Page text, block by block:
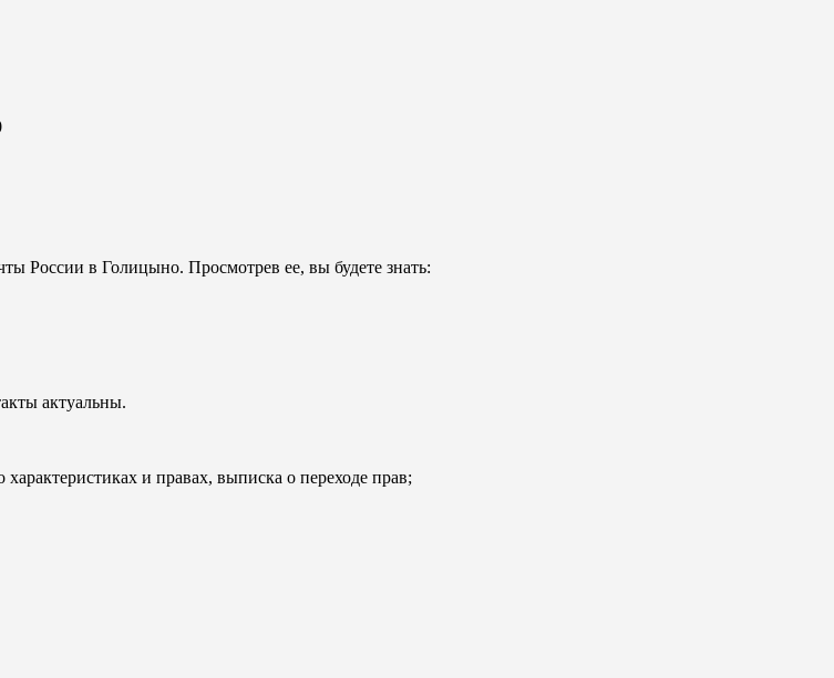
России в Голицыно. Просмотрев ее, вы будете знать:
актуальны.
и правах, выписка о переходе прав;